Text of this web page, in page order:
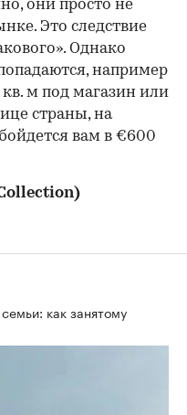
они просто не
Это следствие
Однако
например
м под магазин или
страны, на
вам в €600
как занятому